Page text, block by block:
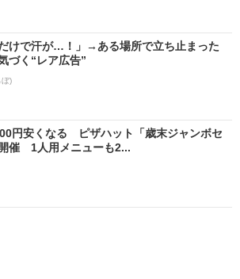
だけで汗が…！」→ある場所で立ち止まった
づく“レア広告”
ぼ)
円安くなる ピザハット「歳末ジャンボセ
催 1人用メニューも2...